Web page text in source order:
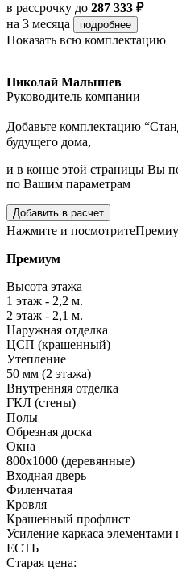
в рассрочку до 287 333 ₽
на 3 месяца
подробнее
Показать всю комплектацию
Николай Малышев
Руководитель компании
Добавьте комплектацию
будущего дома,
и в конце этой страницы Вы
по Вашим параметрам
Добавить в расчет
Нажмите и посмотрите
Премиум
Высота этажа
1 этаж - 2,2 м.
2 этаж - 2,1 м.
Наружная отделка
ЦСП (крашенный)
Утепление
50 мм (2 этажа)
Внутренняя отделка
ГКЛ (стены)
Полы
Обрезная доска
Окна
800х1000 (деревянные)
Входная дверь
Филенчатая
Кровля
Крашенный профлист
Усиление каркаса элементами
ЕСТЬ
Старая цена: